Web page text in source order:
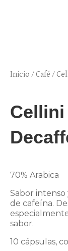
Inicio /Café /
Cellini
70% Arabica
Sabor
de cafeína.
sabor.
10 cápsulas,